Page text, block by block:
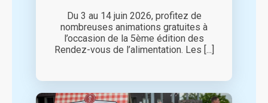
Du 3 au 14 juin 2026, profitez de
nombreuses animations gratuites à
l’occasion de la 5ème édition des
Rendez-vous de l’alimentation. Les [...]